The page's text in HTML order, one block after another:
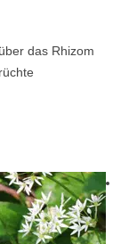
das Rhizom